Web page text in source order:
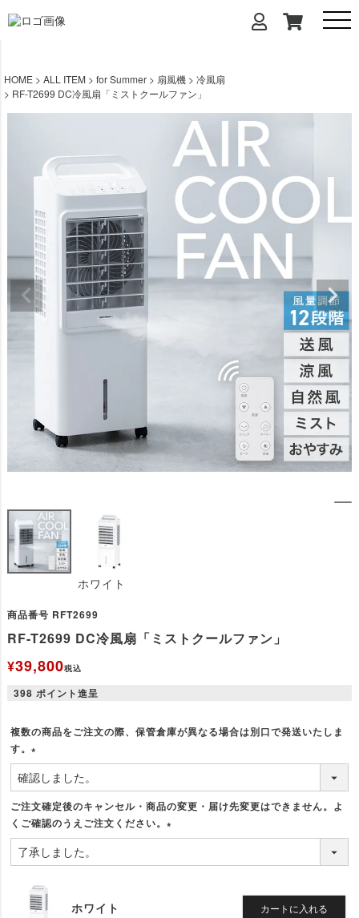
HOME ALL ITEM for Summer 扇風機
冷風扇
RF-T2699 DC冷風扇「ミストクールファン」
ホワイト
商品番号 RFT2699
RF-T2699 DC冷風扇「ミストクールファン」
¥39,800税込
398 ポイント進呈
複数の商品をご注文の際、保管倉庫が異なる場合は別口で発送いたしま
す。
(
必
須
)
ご注文確定後のキャンセル・商品の変更・届け先変更はできません。よ
くご確認のうえご注文ください。
必
ホワイト カートに入れる